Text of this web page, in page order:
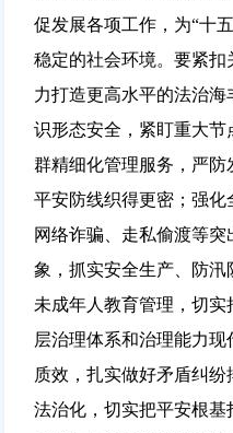
促发展各项工作，为“十
稳定的社会环境。要紧
力打造更高水平的法治
识形态安全，紧盯重大节
群精细化管理服务，严
平安防线织得更密；强
网络诈骗、走私偷渡等
象，抓实安全生产、防
未成年人教育管理，切
层治理体系和治理能力
质效，扎实做好矛盾纠
法治化，切实把平安根